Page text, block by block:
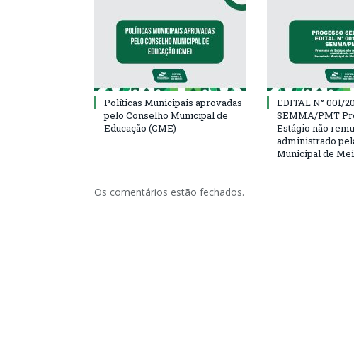
Políticas Municipais aprovadas
pelo Conselho Municipal de
Educação (CME)
EDITAL N° 001/
SEMMA/PMT
Estágio não
administrado
Municipal de
Os comentários estão fechados.